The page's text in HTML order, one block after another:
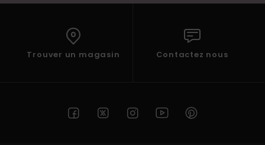
Trouver un magasin Contactez nous